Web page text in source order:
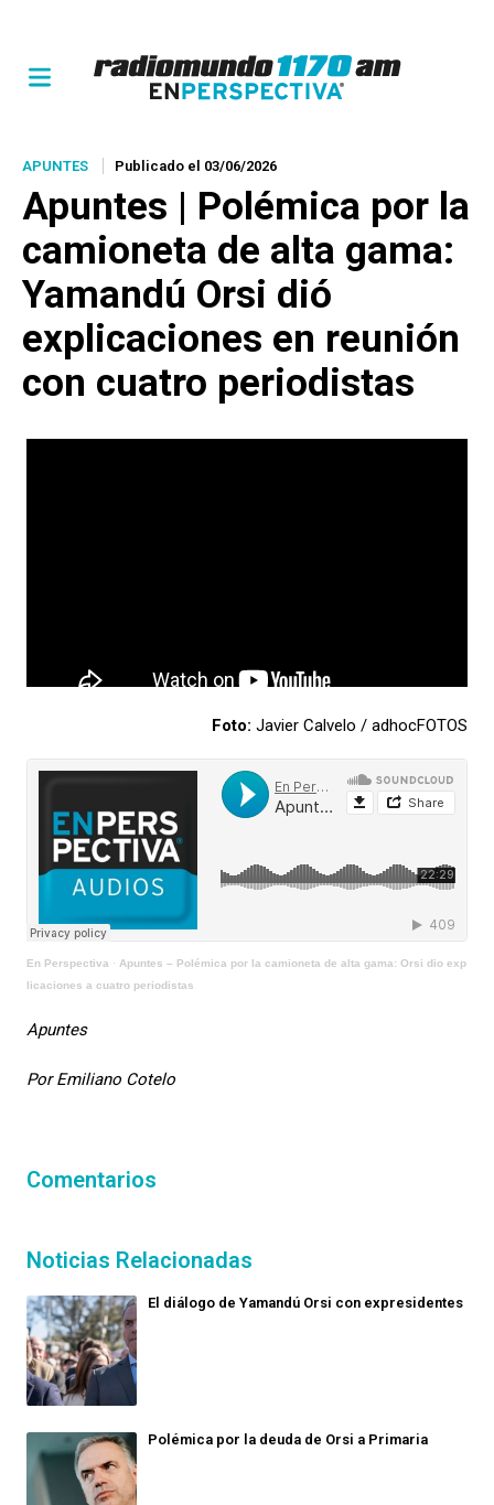
APUNTES Publicado el 03/06/2026
Apuntes | Polémica por la
camioneta de alta gama:
Yamandú Orsi dió
explicaciones en reunión
con cuatro periodistas
Foto: Javier Calvelo / adhocFOTOS
En Perspectiva · Apuntes – Polémica por la camioneta de alta gama: Orsi dio exp
licaciones a cuatro periodistas
Apuntes
Por Emiliano Cotelo
Comentarios
Noticias Relacionadas
El diálogo de Yamandú Orsi con expresidentes
Polémica por la deuda de Orsi a Primaria